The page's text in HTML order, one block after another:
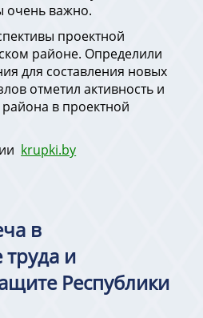
очень важно.
проектной
районе. Определили
для составления новых
отметил активность и
в проектной
krupki.by
в
и
Республики